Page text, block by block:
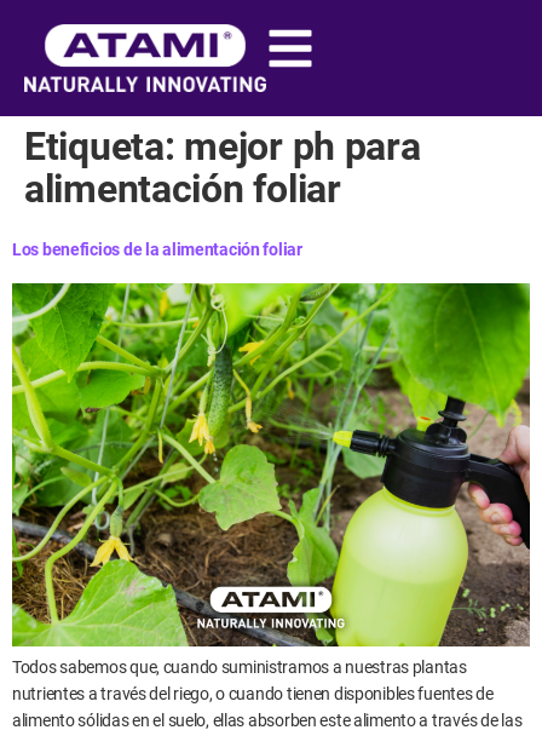
Etiqueta: mejor ph para
alimentación foliar
Los beneficios de la alimentación foliar
Todos sabemos que, cuando suministramos a nuestras plantas
nutrientes a través del riego, o cuando tienen disponibles fuentes de
alimento sólidas en el suelo, ellas absorben este alimento a través de las